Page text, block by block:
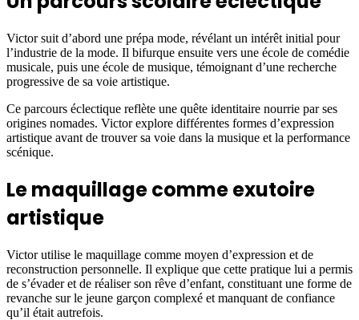
Victor suit d’abord une prépa mode, révélant un intérêt initial pour
l’industrie de la mode. Il bifurque ensuite vers une école de comédie
musicale, puis une école de musique, témoignant d’une recherche
progressive de sa voie artistique.
Ce parcours éclectique reflète une quête identitaire nourrie par ses
origines nomades. Victor explore différentes formes d’expression
artistique avant de trouver sa voie dans la musique et la performance
scénique.
Le maquillage comme exutoire
artistique
Victor utilise le maquillage comme moyen d’expression et de
reconstruction personnelle. Il explique que cette pratique lui a permis
de s’évader et de réaliser son rêve d’enfant, constituant une forme de
revanche sur le jeune garçon complexé et manquant de confiance
qu’il était autrefois.